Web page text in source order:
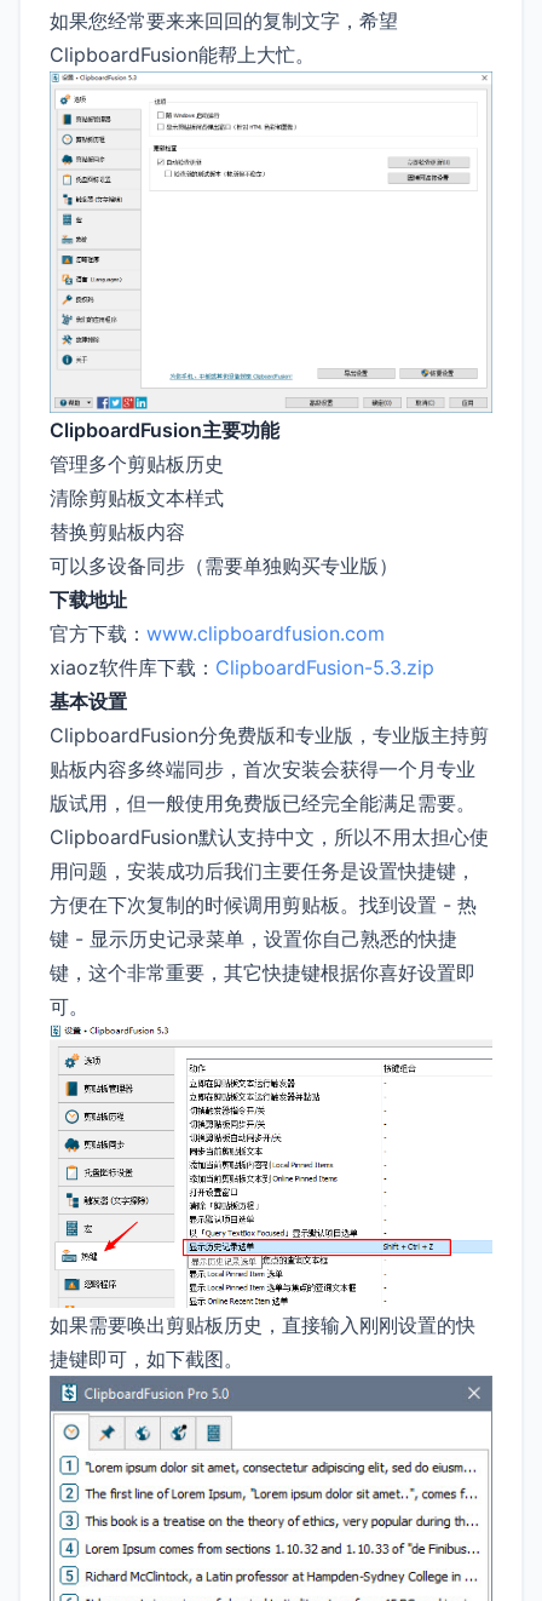
如果您经常要来来回回的复制文字，希望
ClipboardFusion能帮上大忙。
ClipboardFusion主要功能
管理多个剪贴板历史
清除剪贴板文本样式
替换剪贴板内容
可以多设备同步（需要单独购买专业版）
下载地址
官方下载： www.clipboardfusion.com
xiaoz软件库下载： ClipboardFusion-5.3.zip
基本设置
ClipboardFusion分免费版和专业版，专业版主持剪
贴板内容多终端同步，首次安装会获得一个月专业
版试用，但一般使用免费版已经完全能满足需要。
ClipboardFusion默认支持中文，所以不用太担心使
用问题，安装成功后我们主要任务是设置快捷键，
方便在下次复制的时候调用剪贴板。找到设置 - 热
键 - 显示历史记录菜单，设置你自己熟悉的快捷
键，这个非常重要，其它快捷键根据你喜好设置即
可。
如果需要唤出剪贴板历史，直接输入刚刚设置的快
捷键即可，如下截图。